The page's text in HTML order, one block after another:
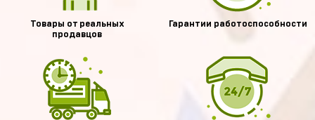
Товары от реальных
продавцов
Гарантии работоспособности